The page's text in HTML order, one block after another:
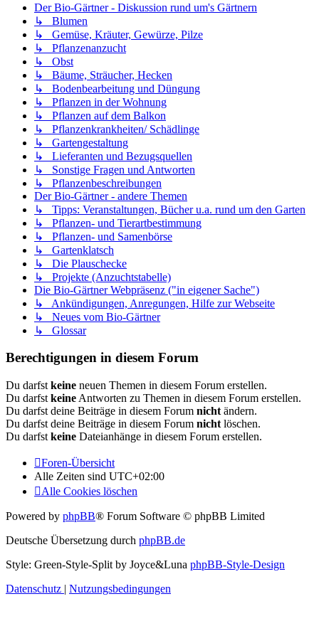
Der Bio-Gärtner - Diskussion rund um's Gärtnern
↳ Blumen
↳ Gemüse, Kräuter, Gewürze, Pilze
↳ Pflanzenanzucht
↳ Obst
↳ Bäume, Sträucher, Hecken
↳ Bodenbearbeitung und Düngung
↳ Pflanzen in der Wohnung
↳ Pflanzen auf dem Balkon
↳ Pflanzenkrankheiten/ Schädlinge
↳ Gartengestaltung
↳ Lieferanten und Bezugsquellen
↳ Sonstige Fragen und Antworten
↳ Pflanzenbeschreibungen
Der Bio-Gärtner - andere Themen
↳ Tipps: Veranstaltungen, Bücher u.a. rund um den Garten
↳ Pflanzen- und Tierartbestimmung
↳ Pflanzen- und Samenbörse
↳ Gartenklatsch
↳ Die Plauschecke
↳ Projekte (Anzuchtstabelle)
Die Bio-Gärtner Webpräsenz ("in eigener Sache")
↳ Ankündigungen, Anregungen, Hilfe zur Webseite
↳ Neues vom Bio-Gärtner
↳ Glossar
Berechtigungen in diesem Forum
Du darfst keine neuen Themen in diesem Forum erstellen.
Du darfst keine Antworten zu Themen in diesem Forum erstellen.
Du darfst deine Beiträge in diesem Forum nicht ändern.
Du darfst deine Beiträge in diesem Forum nicht löschen.
Du darfst keine Dateianhänge in diesem Forum erstellen.
Foren-Übersicht
Alle Zeiten sind UTC+02:00
Alle Cookies löschen
Powered by phpBB® Forum Software © phpBB Limited
Deutsche Übersetzung durch phpBB.de
Style: Green-Style-Split by Joyce&Luna phpBB-Style-Design
Datenschutz | Nutzungsbedingungen